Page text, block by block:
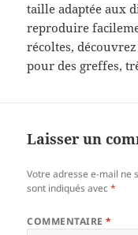
taille adaptée aux
reproduire
récoltes,
pour des greffes,
Laisser un
Votre adresse e-mail ne
sont indiqués avec*
COMMENTAIRE*